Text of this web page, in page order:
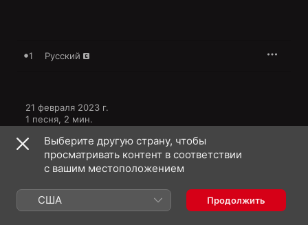
1 Русский
21 февраля 2023 г.
1 песня, 2 мин.
Видеоклипы
Выберите другую страну, чтобы
просматривать контент в соответствии
с вашим местоположением
США Продолжить